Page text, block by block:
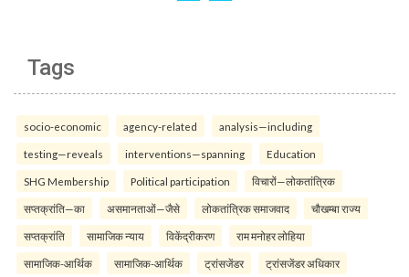
Tags
socio-economic agency-related analysis—including
testing—reveals interventions—spanning Education
SHG Membership Political participation विचारों—लोकतांत्रिक
सप्तक्रांति—का असमानताओं—जैसे लोकतांत्रिक समाजवाद चौखम्बा राज्य
सप्तक्रांति सामाजिक न्याय विकेंद्रीकरण राम मनोहर लोहिया
सामाजिक-आर्थिक सामाजिक-आर्थिक ट्रांसजेंडर ट्रांसजेंडर अधिकार